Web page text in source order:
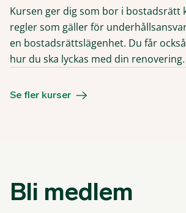
Kursen ger dig som bor i bostadsrätt
regler som gäller för
en bostadsrättslägenhet. Du får
hur du ska lyckas med din renovering.
Se fler kurser
Bli medlem